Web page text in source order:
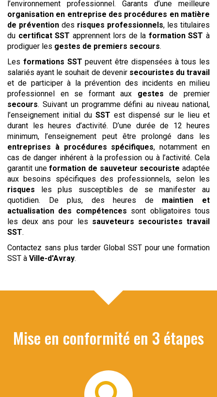
l’environnement professionnel. Garants d’une meilleure
organisation en entreprise des procédures en matière
de prévention des risques professionnels, les titulaires
du certificat SST apprennent lors de la formation SST à
prodiguer les gestes de premiers secours.
Les formations SST peuvent être dispensées à tous les
salariés ayant le souhait de devenir secouristes du travail
et de participer à la prévention des incidents en milieu
professionnel en se formant aux gestes de premier
secours. Suivant un programme défini au niveau national,
l’enseignement initial du SST est dispensé sur le lieu et
durant les heures d’activité. D’une durée de 12 heures
minimum, l’enseignement peut être prolongé dans les
entreprises à procédures spécifiques, notamment en
cas de danger inhérent à la profession ou à l’activité. Cela
garantit uneformation de sauveteur secouriste adaptée
aux besoins spécifiques des professionnels, selon les
risques les plus susceptibles de se manifester au
quotidien. De plus, des heures de maintien et
actualisation des compétences sont obligatoires tous
les deux ans pour les sauveteurs secouristes travail
SST.
Contactez sans plus tarder Global SST pour une formation
SST à Ville-d'Avray.
Mise en conformité en 3 étapes